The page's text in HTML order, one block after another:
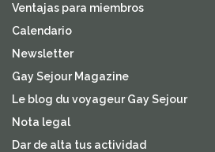
Ventajas para miembros
Calendario
Newsletter
Gay Sejour Magazine
Le blog du voyageur Gay Sejour
Nota legal
Dar de alta tus actividad